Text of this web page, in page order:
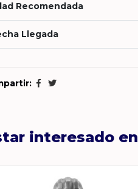
Recomendada
Llegada
interesado en